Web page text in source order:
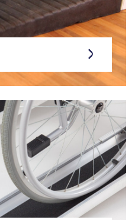
Rampes de